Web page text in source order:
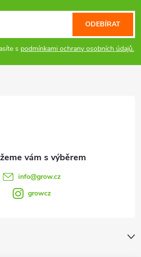
s podmínkami ochrany osobních údajů.
ODEBÍRAT
info@grow.cz
growcz